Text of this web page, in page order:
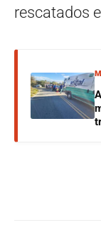
rescatados